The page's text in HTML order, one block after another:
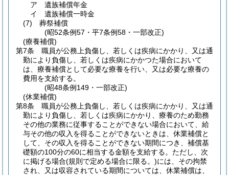
ア
遺族補償年金
イ
遺族補償一時金
(7)
葬祭補償
(昭52条例57・平7条例58・一部改正)
(療養補償)
第7条
職員が公務上負傷し、若しくは疾病にかかり、又は通
勤により負傷し、若しくは疾病にかかつた場合において
は、療養補償として必要な療養を行い、又は必要な療養の
費用を支給する。
(昭48条例149・一部改正)
(休業補償)
第8条
職員が公務上負傷し、若しくは疾病にかかり、又は通
勤により負傷し、若しくは疾病にかかり、療養のため勤務
その他の業務に従事することができない場合において、給
与その他の収入を得ることができないときは、休業補償と
して、その収入を得ることができない期間につき、補償基
礎額の100分の60に相当する金額を支給する。 ただし、次
に掲げる場合(規則で定める場合に限る。)には、その拘禁
され、又は収容されている期間については、休業補償は、